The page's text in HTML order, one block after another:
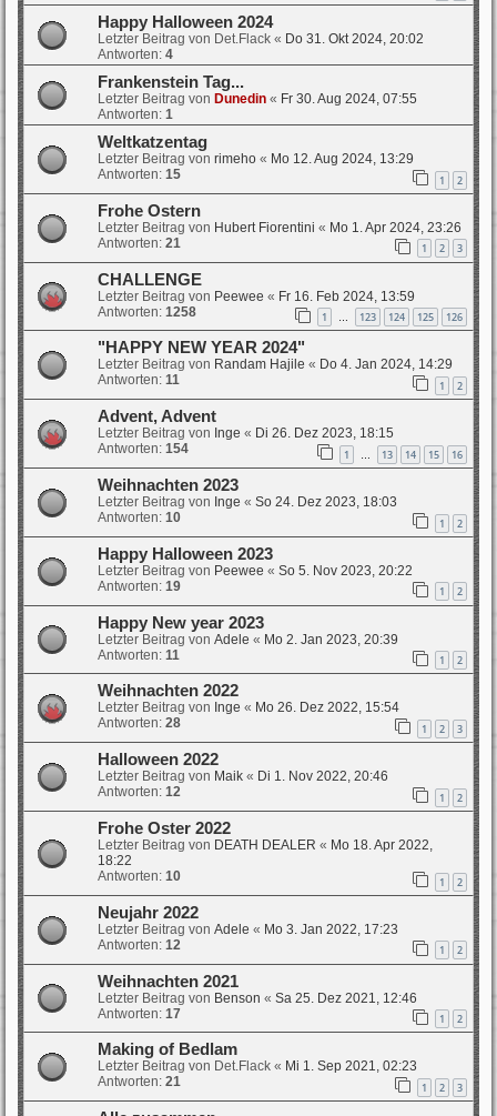
Happy Halloween 2024
Letzter Beitrag von Det.Flack « Do 31. Okt 2024, 20:02
Antworten: 4
Frankenstein Tag...
Letzter Beitrag von Dunedin « Fr 30. Aug 2024, 07:55
Antworten: 1
Weltkatzentag
Letzter Beitrag von rimeho « Mo 12. Aug 2024, 13:29
Antworten: 15 1 2
Frohe Ostern
Letzter Beitrag von Hubert Fiorentini « Mo 1. Apr 2024, 23:26
Antworten: 21 1 2 3
CHALLENGE
Letzter Beitrag von Peewee « Fr 16. Feb 2024, 13:59
Antworten: 1258 1 … 123 124 125 126
"HAPPY NEW YEAR 2024"
Letzter Beitrag von Randam Hajile « Do 4. Jan 2024, 14:29
Antworten: 11 1 2
Advent, Advent
Letzter Beitrag von Inge « Di 26. Dez 2023, 18:15
Antworten: 154 1 13 14 15 16
Weihnachten 2023
Letzter Beitrag von Inge « So 24. Dez 2023, 18:03
Antworten: 10 1 2
Happy Halloween 2023
Letzter Beitrag von Peewee « So 5. Nov 2023, 20:22
Antworten: 19 1 2
Happy New year 2023
Letzter Beitrag von Adele « Mo 2. Jan 2023, 20:39
Antworten: 11 1 2
Weihnachten 2022
Letzter Beitrag von Inge « Mo 26. Dez 2022, 15:54
Antworten: 28 1 2 3
Halloween 2022
Letzter Beitrag von Maik « Di 1. Nov 2022, 20:46
Antworten: 12 1 2
Frohe Oster 2022
Letzter Beitrag von DEATH DEALER « Mo 18. Apr 2022,
18:22
Antworten: 10 1 2
Neujahr 2022
Letzter Beitrag von Adele « Mo 3. Jan 2022, 17:23
Antworten: 12 1 2
Weihnachten 2021
Letzter Beitrag von Benson « Sa 25. Dez 2021, 12:46
Antworten: 17 1 2
Making of Bedlam
Letzter Beitrag von Det.Flack « Mi 1. Sep 2021, 02:23
Antworten: 21 1 2 3